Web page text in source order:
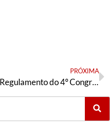
PRÓXIMA
Regulamento do 4º Congresso da AE